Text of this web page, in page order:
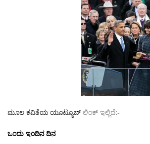
ಮೂಲ ಕವಿತೆಯ ಯೂಟ್ಯೂಬ್ ಲಿಂಕ್ ಇಲ್ಲಿದೆ:-
ಒಂದು ಇಂದಿನ ದಿನ